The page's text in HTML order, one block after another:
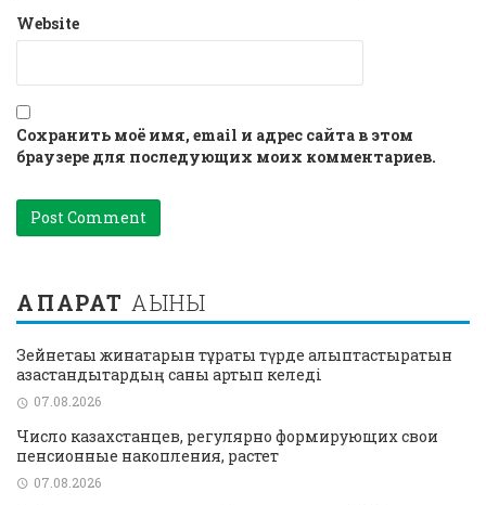
Website
Сохранить моё имя, email и адрес сайта в этом
браузере для последующих моих комментариев.
АҚПАРАТ АҒЫНЫ
Зейнетақы жинақтарын тұрақты түрде қалыптастыратын
қазақстандықтардың саны артып келеді
07.08.2026
Число казахстанцев, регулярно формирующих свои
пенсионные накопления, растет
07.08.2026